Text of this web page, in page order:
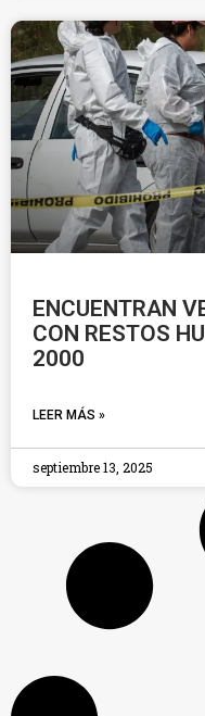
ENCUENTRAN
CON RESTOS
2000
LEER MÁS »
septiembre 13, 2025